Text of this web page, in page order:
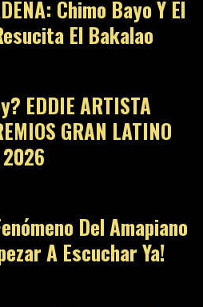
Chimo Bayo Y El
El Bakalao
11
EDDIE ARTISTA
GRAN LATINO
2026
Del Amapiano
A Escuchar Ya!
13